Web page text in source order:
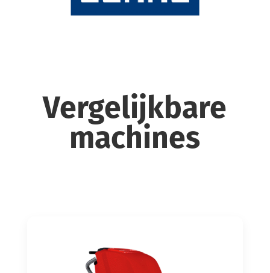
Vergelijkbare
machines